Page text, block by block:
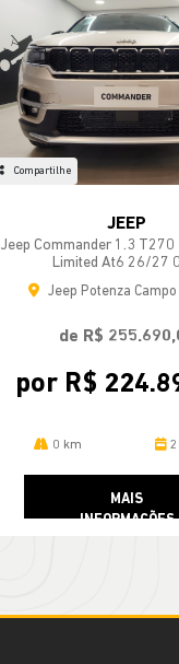
Compartilhe
JEEP
Jeep Commander 1.3 T270
Limited At6 26/27
Jeep Potenza
de R$
por R$
0 km
MAIS
INFORMAÇÕES